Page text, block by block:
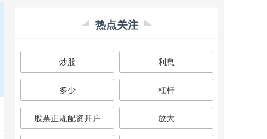
热点关注
炒股 利息
多少 杠杆
股票正规配资开户 放大